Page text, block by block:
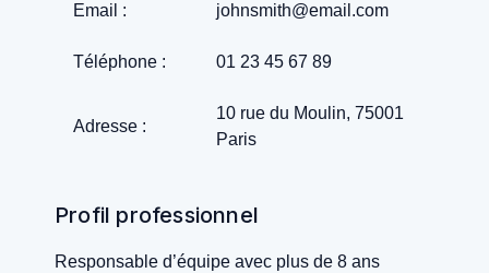
Email : johnsmith@email.com
Téléphone : 01 23 45 67 89
Adresse :
10 rue du Moulin, 75001
Paris
Profil professionnel
Responsable d’équipe avec plus de 8 ans